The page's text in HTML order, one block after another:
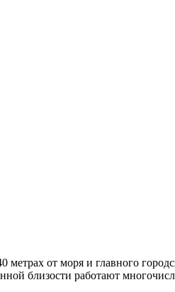
метрах от моря и главного
близости работают